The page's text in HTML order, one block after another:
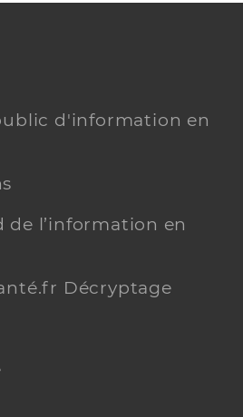
d'information en
de l’information en
Décryptage